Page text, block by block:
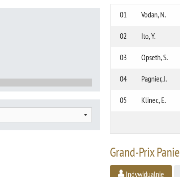
01 Vodan, N.
02 Ito, Y.
03 Opseth, S.
04 Pagnier, J.
05 Klinec, E.
Grand-Prix Panie
Indywidualnie